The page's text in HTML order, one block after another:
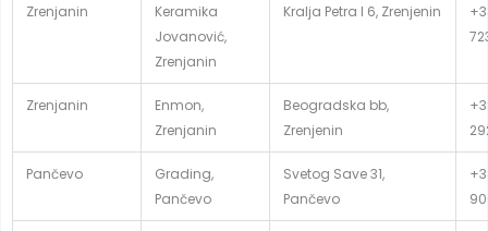
Zrenjanin
Keramika
Jovanović,
Zrenjanin
Kralja Petra I 6, Zrenjenin
Zrenjanin
Enmon,
Zrenjanin
Beogradska bb,
Zrenjenin
Pančevo
Grading,
Pančevo
Svetog Save 31,
Pančevo